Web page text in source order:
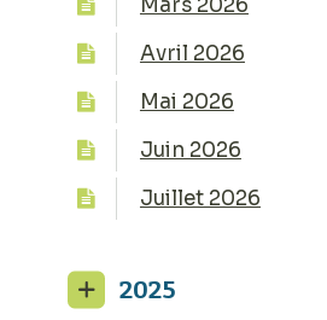
Mars 2026
Avril 2026
Mai 2026
Juin 2026
Juillet 2026
2 2025